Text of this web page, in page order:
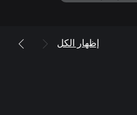
إظهار الكل